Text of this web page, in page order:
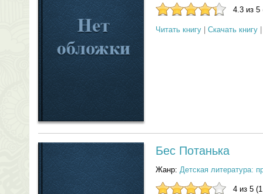
4.3 из 5
Читать книгу Скачать книгу
Бес Потанька
Жанр: Детская литература:
4 из 5